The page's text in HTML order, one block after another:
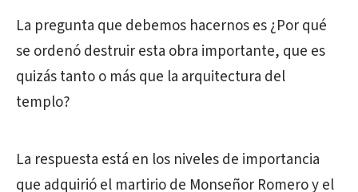
La pregunta que debemos hacernos es ¿Por qué
se ordenó destruir esta obra importante, que es
quizás tanto o más que la arquitectura del
templo?
La respuesta está en los niveles de importancia
que adquirió el martirio de Monseñor Romero y el